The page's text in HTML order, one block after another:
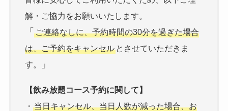
解・ご協力をお願いいたします。
「 ご連絡なしに、予約時間の30分を過ぎた場合
は、ご予約をキャンセルとさせていただきま
す。
」
【飲み放題コース予約に関して】
・ 当日キャンセル、当日人数が減った場合、お